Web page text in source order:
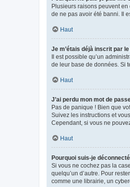
Plusieurs raisons peuvent en
de ne pas avoir été banni. Il
Haut
Je m’étais déjà inscrit par
Il est possible qu’un
de leur base de données. Si
Haut
J’ai perdu mon mot de
Pas de panique ! Bien que
Suivez les instructions et
Cependant, si vous ne
Haut
Pourquoi suis-je
Si vous ne cochez pas la
quelqu’un d’autre. Pour
comme une librairie, un